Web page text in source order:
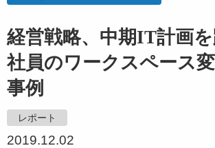
経営戦略、中期IT計画
社員のワークスペース
事例
レポート
2019.12.02